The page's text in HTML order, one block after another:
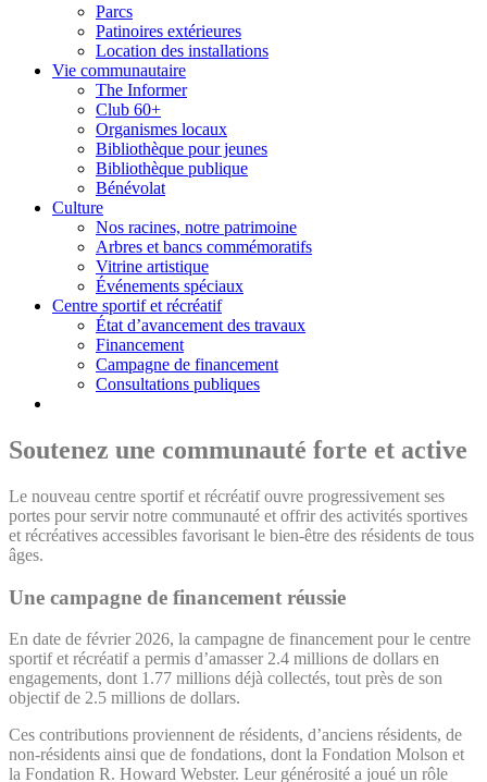
Parcs
Patinoires extérieures
Location des installations
Vie communautaire
The Informer
Club 60+
Organismes locaux
Bibliothèque pour jeunes
Bibliothèque publique
Bénévolat
Culture
Nos racines, notre patrimoine
Arbres et bancs commémoratifs
Vitrine artistique
Événements spéciaux
Centre sportif et récréatif
État d’avancement des travaux
Financement
Campagne de financement
Consultations publiques
Soutenez une communauté forte et active
Le nouveau centre sportif et récréatif ouvre progressivement ses
portes pour servir notre communauté et offrir des activités sportives
et récréatives accessibles favorisant le bien-être des résidents de tous
âges.
Une campagne de financement réussie
En date de février 2026, la campagne de financement pour le centre
sportif et récréatif a permis d’amasser 2.4 millions de dollars en
engagements, dont 1.77 millions déjà collectés, tout près de son
objectif de 2.5 millions de dollars.
Ces contributions proviennent de résidents, d’anciens résidents, de
non‑résidents ainsi que de fondations, dont la Fondation Molson et
la Fondation R. Howard Webster. Leur générosité a joué un rôle